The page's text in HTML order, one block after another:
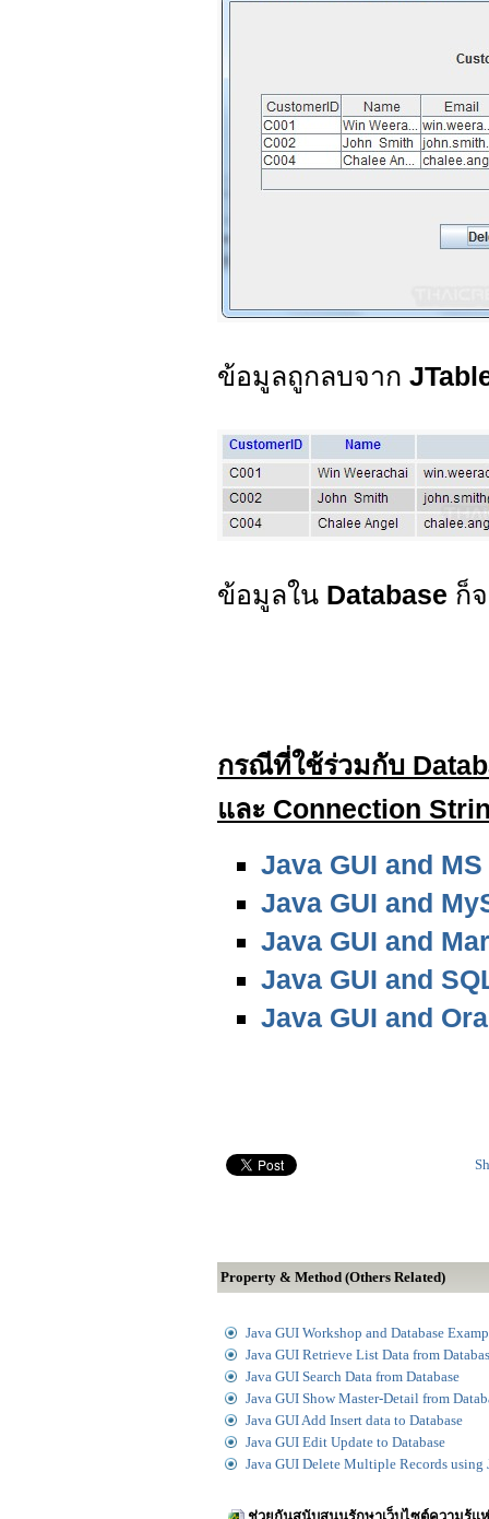
ข้อมูลถูกลบจาก
ข้อมูลใน Database ก็
กรณีที่ใช้ร่วมกับ
และ Connection
Java GUI and
Java GUI and
Java GUI and
Java GUI and
Java GUI and
Property & Method (Others Related)
Java GUI Workshop and Database
Java GUI Retrieve List Data from
Java GUI Search Data from Database
Java GUI Show Master-Detail from
Java GUI Add Insert data to Database
Java GUI Edit Update to Database
Java GUI Delete Multiple Records using